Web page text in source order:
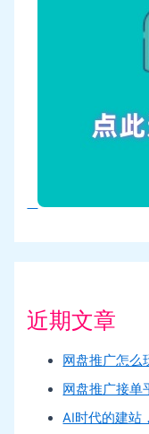
近期文章
网盘推广怎么
网盘推广接单
AI时代的建站